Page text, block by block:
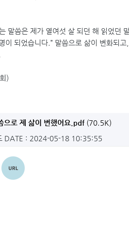
말씀은 제가 열여섯 살 되던 해 읽었던
이 되었습니다.” 말씀으로 삶이 변화되
)
으로 제 삶이 변했어요.pdf(70.5K)
DATE : 2024-05-18 10:35:55